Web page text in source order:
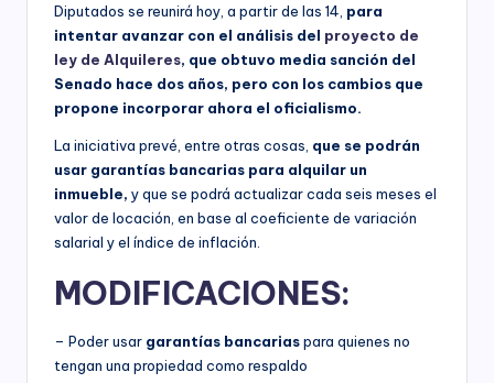
Diputados se reunirá hoy, a partir de las 14, para
intentar avanzar con el análisis del proyecto de
ley de Alquileres, que obtuvo media sanción del
Senado hace dos años, pero con los cambios que
propone incorporar ahora el oficialismo.
La iniciativa prevé, entre otras cosas, que se podrán
usar garantías bancarias para alquilar un
inmueble, y que se podrá actualizar cada seis meses el
valor de locación, en base al coeficiente de variación
salarial y el índice de inflación.
MODIFICACIONES:
– Poder usar garantías bancariaspara quienes no
tengan una propiedad como respaldo